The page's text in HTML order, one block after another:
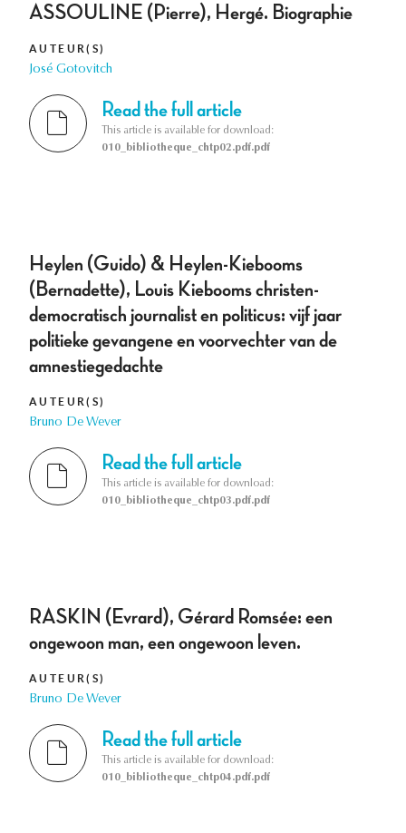
ASSOULINE (Pierre), Hergé. Biographie
AUTEUR(S)
José Gotovitch
Read the full article
This article is available for download:
010_bibliotheque_chtp02.pdf.pdf
Heylen (Guido) & Heylen-Kiebooms
(Bernadette), Louis Kiebooms christen-
democratisch journalist en politicus: vijf jaar
politieke gevangene en voorvechter van de
amnestiegedachte
AUTEUR(S)
Bruno De Wever
Read the full article
This article is available for download:
010_bibliotheque_chtp03.pdf.pdf
RASKIN (Evrard), Gérard Romsée: een
ongewoon man, een ongewoon leven.
AUTEUR(S)
Bruno De Wever
Read the full article
This article is available for download:
010_bibliotheque_chtp04.pdf.pdf